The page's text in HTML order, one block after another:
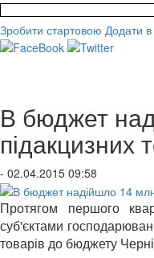
Зробити стартовою Додати в
В бюджет
підакцизних
- 02.04.2015 09:58
Протягом першого
суб'єктами
товарів до бюджету